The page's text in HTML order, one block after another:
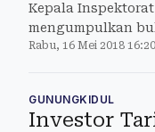
Kepala
mengumpulkan
untuk melakukan
Rabu, 16 Mei 2018
GUNUNGKIDUL
Investor